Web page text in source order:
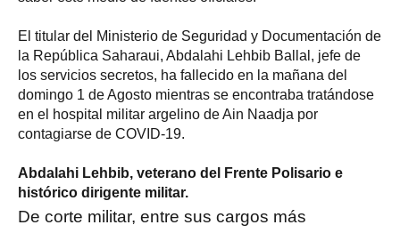
El titular del Ministerio de Seguridad y Documentación de
la República Saharaui, Abdalahi Lehbib Ballal, jefe de
los servicios secretos, ha fallecido en la mañana del
domingo 1 de Agosto mientras se encontraba tratándose
en el hospital militar argelino de Ain Naadja por
contagiarse de COVID-19.
Abdalahi Lehbib, veterano del Frente Polisario e
histórico dirigente militar.
De corte militar, entre sus cargos más